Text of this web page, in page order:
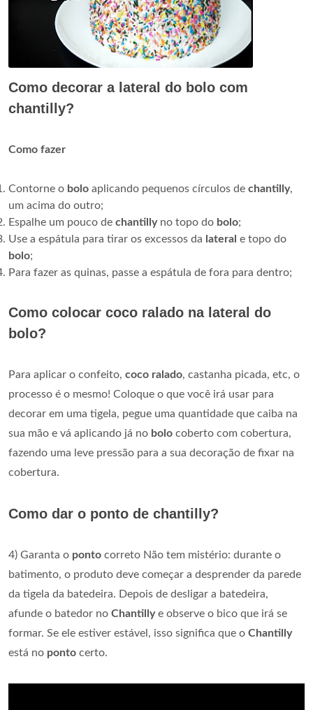
Como decorar a lateral do bolo com
chantilly?
Como fazer
Contorne o bolo aplicando pequenos círculos de chantilly,
um acima do outro;
Espalhe um pouco de chantillyno topo do bolo;
Use a espátula para tirar os excessos da lateral e topo do
bolo;
Para fazer as quinas, passe a espátula de fora para dentro;
Como colocar coco ralado na lateral do
bolo?
Para aplicar o confeito, coco ralado, castanha picada, etc, o
processo é o mesmo! Coloque o que você irá usar para
decorar em uma tigela, pegue uma quantidade que caiba na
sua mão e vá aplicando já no bolo coberto com cobertura,
fazendo uma leve pressão para a sua decoração de fixar na
cobertura.
Como dar o ponto de chantilly?
4) Garanta o ponto correto Não tem mistério: durante o
batimento, o produto deve começar a desprender da parede
da tigela da batedeira. Depois de desligar a batedeira,
afunde o batedor no Chantillye observe o bico que irá se
formar. Se ele estiver estável, isso significa que o Chantilly
está no ponto certo.